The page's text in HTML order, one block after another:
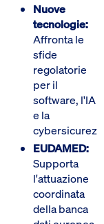
Nuove
tecnologie:
Affronta le
sfide
regolatorie
per il
software, l'IA
e la
cybersicurezza.
EUDAMED:
Supporta
l'attuazione
coordinata
della banca